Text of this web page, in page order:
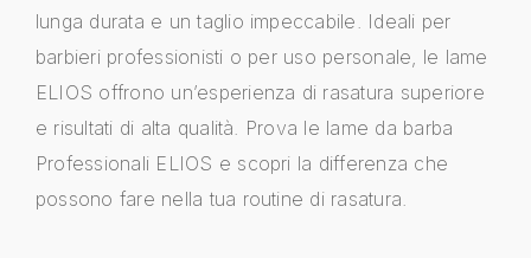
lunga durata e un taglio impeccabile. Ideali per
barbieri professionisti o per uso personale, le lame
ELIOS offrono un’esperienza di rasatura superiore
e risultati di alta qualità. Prova le lame da barba
Professionali ELIOS e scopri la differenza che
possono fare nella tua routine di rasatura.